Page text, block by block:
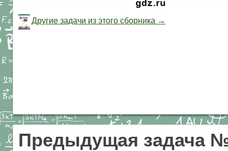
Другие задачи из этого сборника →
Предыдущая задача